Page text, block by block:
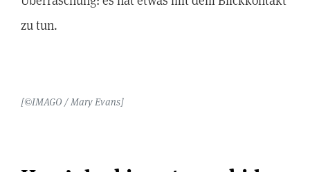
zu tun.
[©IMAGO / Mary Evans]